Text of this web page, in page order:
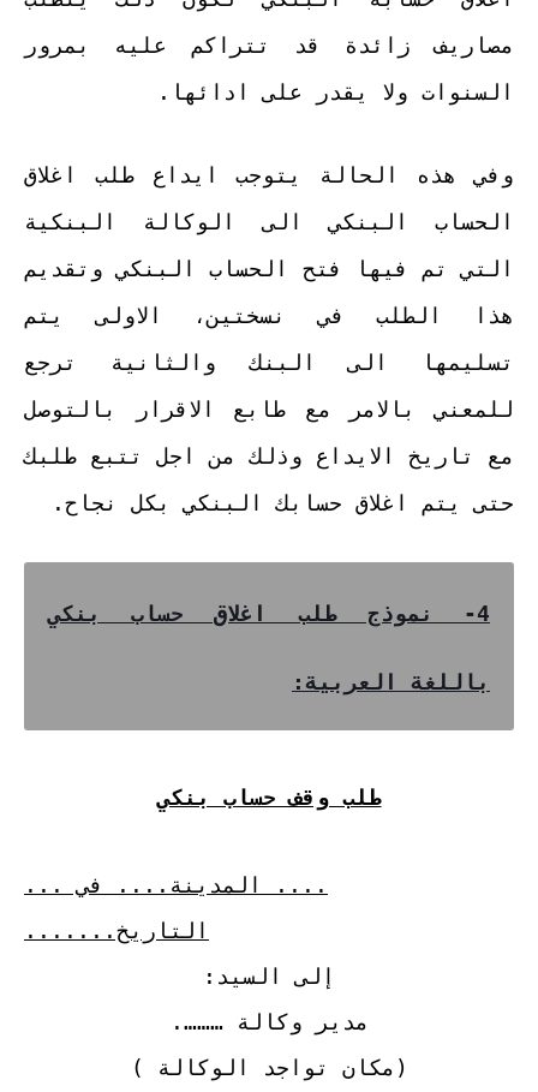
مصاريف زائدة قد تتراكم عليه بمرور
السنوات ولا يقدر على ادائها.
وفي هذه الحالة يتوجب ايداع طلب اغلاق
الحساب البنكي الى الوكالة البنكية
التي تم فيها فتح الحساب البنكي وتقديم
هذا الطلب في نسختين، الاولى يتم
تسليمها الى البنك والثانية ترجع
للمعني بالامر مع طابع الاقرار بالتوصل
مع تاريخ الايداع وذلك من اجل تتبع طلبك
حتى يتم اغلاق حسابك البنكي بكل نجاح.
4- نموذج طلب اغلاق حساب بنكي
باللغة العربية:
طلب وقف حساب بنكي
.... المدينة.... في ...
التاريخ.......
إلى السيد:
مدير وكالة ……….
(مكان تواجد الوكالة )